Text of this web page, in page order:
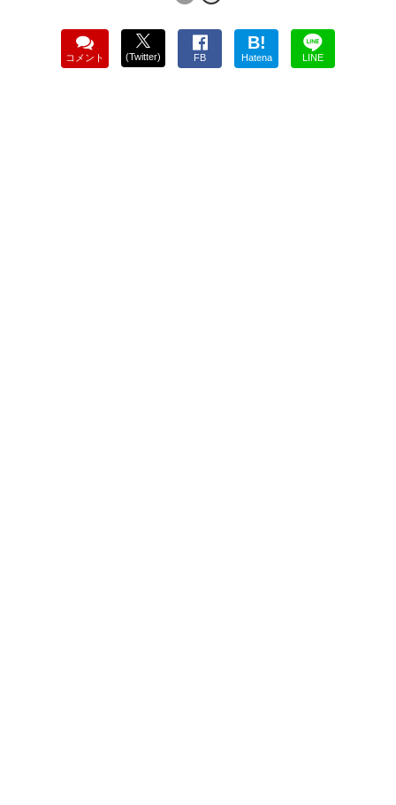
コメント (Twitter) FB
B!
Hatena LINE